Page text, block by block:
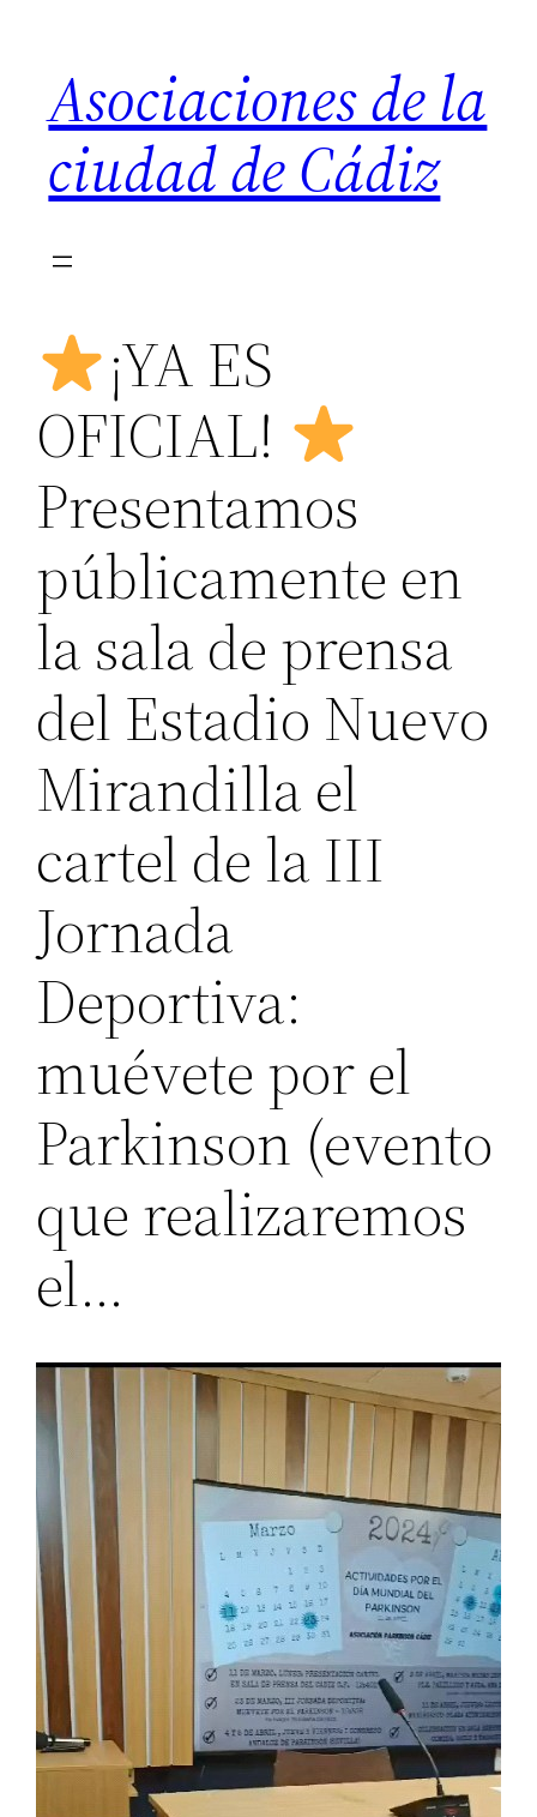
contenido
Asociaciones de la
ciudad de Cádiz
¡YA ES
OFICIAL!
Presentamos
públicamente en
la sala de prensa
del Estadio Nuevo
Mirandilla el
cartel de la III
Jornada
Deportiva:
muévete por el
Parkinson (evento
que realizaremos
el…